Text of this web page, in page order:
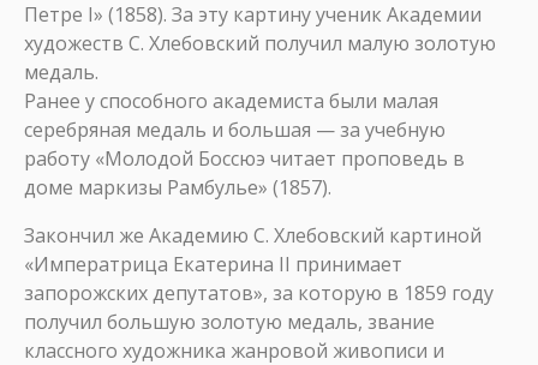
Петре I» (1858). За эту картину ученик Академии
художеств С. Хлебовский получил малую золотую
медаль.
Ранее у способного академиста были малая
серебряная медаль и большая — за учебную
работу «Молодой Боссюэ читает проповедь в
доме маркизы Рамбулье» (1857).
Закончил же Академию С. Хлебовский картиной
«Императрица Екатерина II принимает
запорожских депутатов», за которую в 1859 году
получил большую золотую медаль, звание
классного художника жанровой живописи и